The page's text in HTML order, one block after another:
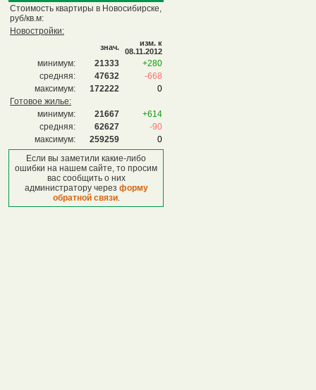
Стоимость квартиры в Новосибирске,
руб/кв.м:
Новостройки:
знач.
изм. к
08.11.2012
минимум: 21333
+280
средняя:
47632
-668
максимум:
172222
0
Готовое жилье:
минимум:
21667
+614
средняя:
62627
-90
максимум:
259259
0
Если вы заметили какие-либо
ошибки на нашем сайте, то просим
вас сообщить о них
администратору через форму
обратной связи.